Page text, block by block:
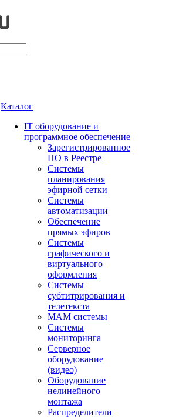
Каталог
IT оборудование и
программное обеспечение
Зарегистрированное
ПО в Реестре
Системы
планирования
эфирной сетки
Системы
автоматизации
Обеспечение
прямых эфиров
Системы
графического и
виртуального
оформления
Системы
субтитрирования и
телетекста
MAM системы
Системы
мониторинга
Серверное
оборудование
(видео)
Оборудование
нелинейного
монтажа
Распределители